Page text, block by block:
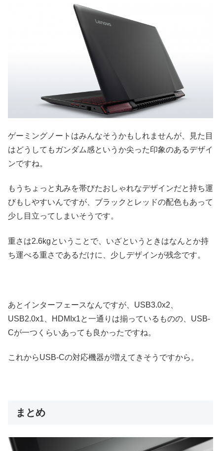
ゲーミングノートはみんなそうかもしれませんが、見た目
はどうしてもガンダム感というか尖った印象のあるデザイ
ンですね。
もうちょっと丸みを帯びたおしゃれなデザインだと持ち運
びもしやすいんですが、ブラックとレッドの配色もあって
少し目立ってしまいそうです。
重さは2.6kgということで、いざというときはなんとか持
ち運べる重さであるだけに、少しデザインが残念です。
あとインターフェースなんですが、USB3.0x2、
USB2.0x1、HDMIx1と一通りは揃っているものの、USB-
Cが一つくらいあっても良かったですね。
これからUSB-Cの対応機器が増えてきそうですから。
まとめ